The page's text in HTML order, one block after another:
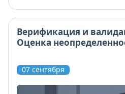
Верификация и
Оценка
07 сентября